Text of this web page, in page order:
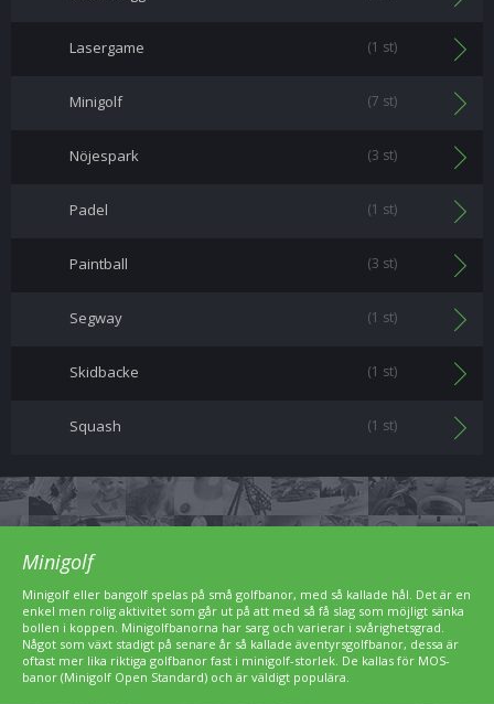
Lasergame (1 st)
Minigolf (7 st)
Nöjespark (3 st)
Padel (1 st)
Paintball (3 st)
Segway (1 st)
Skidbacke (1 st)
Squash (1 st)
Minigolf
Minigolf eller bangolf spelas på små golfbanor, med så kallade hål. Det är en
enkel men rolig aktivitet som går ut på att med så få slag som möjligt sänka
bollen i koppen. Minigolfbanorna har sarg och varierar i svårighetsgrad.
Något som växt stadigt på senare år så kallade äventyrsgolfbanor, dessa är
oftast mer lika riktiga golfbanor fast i minigolf-storlek. De kallas för MOS-
banor (Minigolf Open Standard) och är väldigt populära.